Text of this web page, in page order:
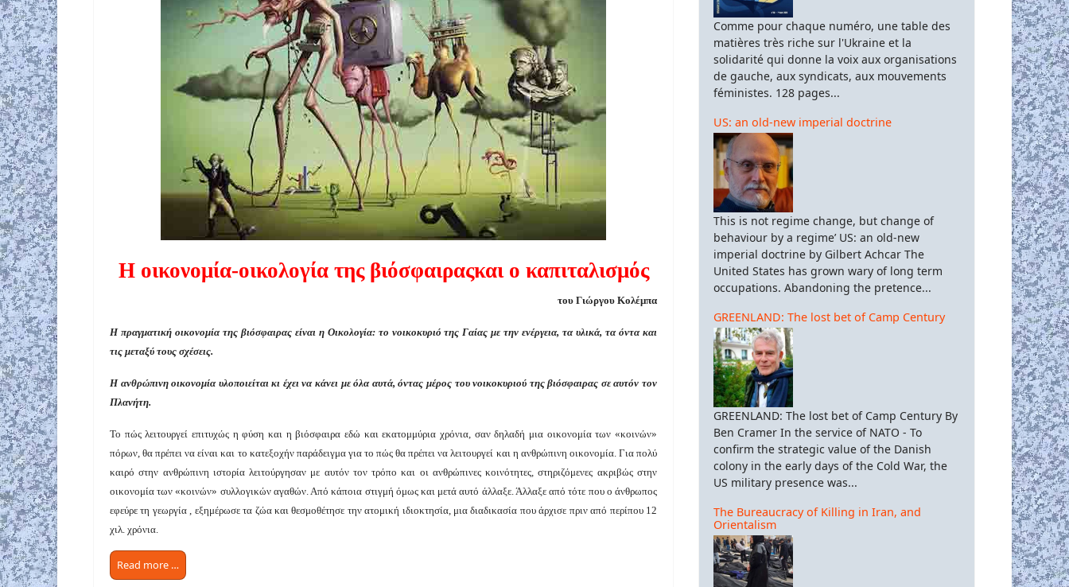
Η οικονομία-οικολογία της βιόσφαιραςκαι ο καπιταλισμός
του Γιώργου Κολέμπα
Η πραγματική οικονομία της βιόσφαιρας είναι η Οικολογία: το νοικοκυριό της Γαίας με την ενέργεια, τα υλικά, τα όντα και
τις μεταξύ τους σχέσεις.
Η ανθρώπινη οικονομία υλοποιείται κι έχει να κάνει με όλα αυτά, όντας μέρος του νοικοκυριού της βιόσφαιρας σε αυτόν τον
Πλανήτη.
Το πώς λειτουργεί επιτυχώς η φύση και η βιόσφαιρα εδώ και εκατομμύρια χρόνια, σαν δηλαδή μια οικονομία των «κοινών»
πόρων, θα πρέπει να είναι και το κατεξοχήν παράδειγμα για το πώς θα πρέπει να λειτουργεί και η ανθρώπινη οικονομία. Για πολύ
καιρό στην ανθρώπινη ιστορία λειτούργησαν με αυτόν τον τρόπο και οι ανθρώπινες κοινότητες, στηριζόμενες ακριβώς στην
οικονομία των «κοινών» συλλογικών αγαθών. Από κάποια στιγμή όμως και μετά αυτό άλλαξε. Άλλαξε από τότε που ο άνθρωπος
εφεύρε τη γεωργία , εξημέρωσε τα ζώα και θεσμοθέτησε την ατομική ιδιοκτησία, μια διαδικασία που άρχισε πριν από περίπου 12
χιλ. χρόνια.
Read more …
Comme pour chaque numéro, une table des
matières très riche sur l'Ukraine et la
solidarité qui donne la voix aux organisations
de gauche, aux syndicats, aux mouvements
féministes. 128 pages...
US: an old-new imperial doctrine
This is not regime change, but change of
behaviour by a regime’ US: an old-new
imperial doctrine by Gilbert Achcar The
United States has grown wary of long term
occupations. Abandoning the pretence...
GREENLAND: The lost bet of Camp Century
GREENLAND: The lost bet of Camp Century By
Ben Cramer In the service of NATO - To
confirm the strategic value of the Danish
colony in the early days of the Cold War, the
US military presence was...
The Bureaucracy of Killing in Iran, and
Orientalism